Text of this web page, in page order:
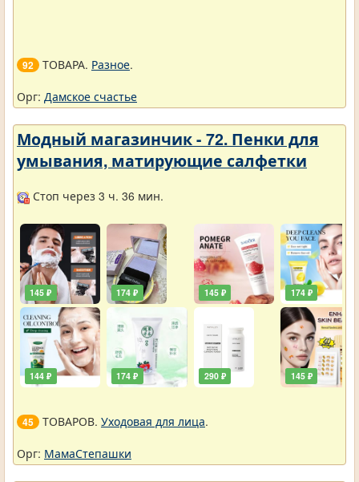
92 ТОВАРА. Разное.
Орг: Дамское счастье
Модный магазинчик - 72. Пенки для
умывания, матирующие салфетки
Стоп через 3 ч. 36 мин.
145 ₽
144 ₽
174 ₽
174 ₽
145 ₽
290 ₽
174 ₽
145 ₽
45 ТОВАРОВ. Уходовая для лица.
Орг: МамаСтепашки